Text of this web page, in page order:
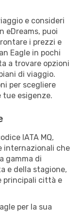
e consideri
eDreams, puoi
i prezzi e
Eagle in pochi
a trovare opzioni
di viaggio.
per scegliere
tue esigenze.
IATA MQ,
internazionali che
gamma di
e della stagione,
principali città e
per la sua